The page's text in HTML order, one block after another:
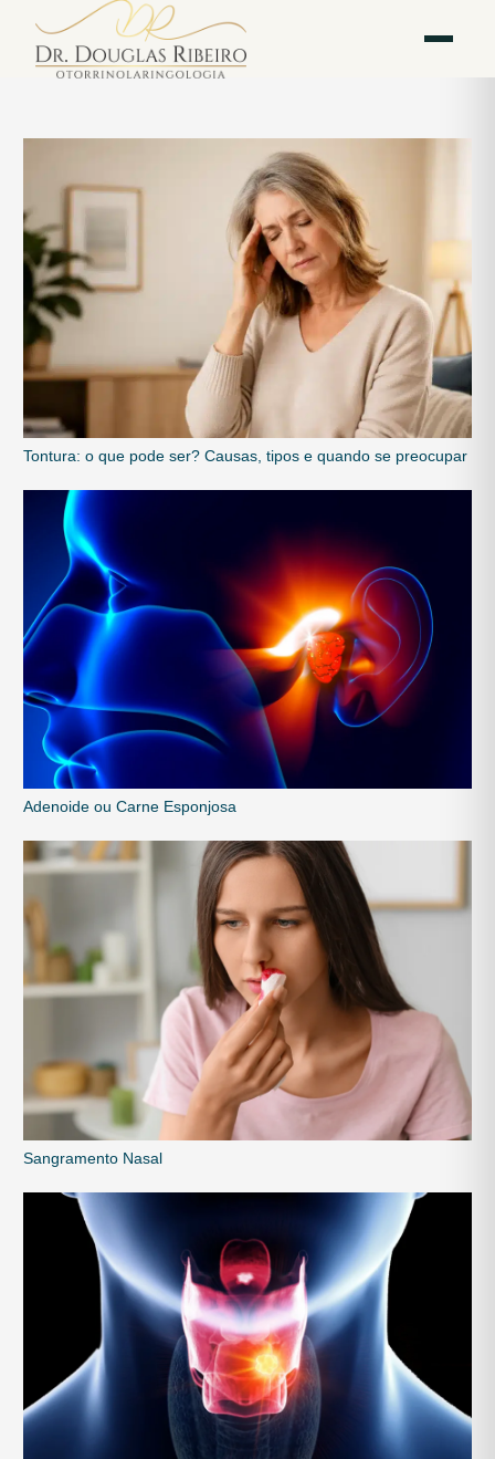
Mariana
Av. Paulista — Bela
Vista
Tontura: o que pode ser? Causas, tipos e quando se preocupar
Adenoide ou Carne Esponjosa
Sangramento Nasal